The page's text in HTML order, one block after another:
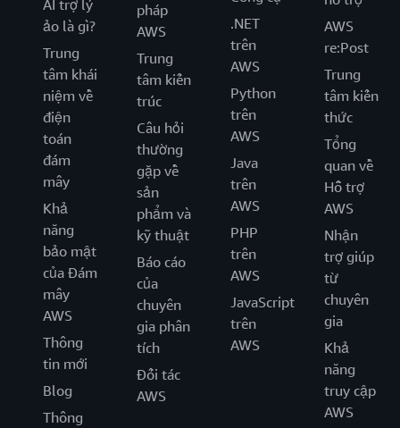
AI trợ lý
ảo là gì?
Trung
tâm khái
niệm về
điện
toán
đám
mây
Khả
năng
bảo mật
của Đám
mây
AWS
Thông
tin mới
Blog
Thông
pháp
AWS
Trung
tâm kiến
trúc
Câu hỏi
thường
gặp về
sản
phẩm và
kỹ thuật
Báo cáo
của
chuyên
gia phân
tích
Đối tác
AWS
.NET
trên
AWS
Python
trên
AWS
Java
trên
AWS
PHP
trên
AWS
JavaScript
trên
AWS
AWS
re:Post
Trung
tâm kiến
thức
Tổng
quan về
Hỗ trợ
AWS
Nhận
trợ giúp
từ
chuyên
gia
Khả
năng
truy cập
AWS